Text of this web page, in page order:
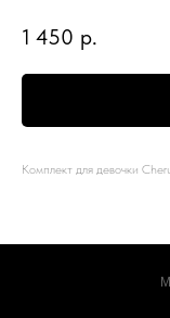
1 450 р.
Комплект для девочки